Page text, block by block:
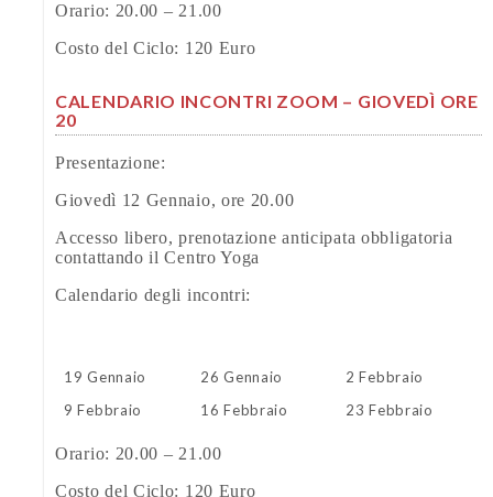
Orario: 20.00 – 21.00
Costo del Ciclo: 120 Euro
CALENDARIO INCONTRI ZOOM – GIOVEDÌ ORE
20
Presentazione:
Giovedì 12 Gennaio, ore 20.00
Accesso libero, prenotazione anticipata obbligatoria
contattando il Centro Yoga
Calendario degli incontri:
19 Gennaio 26 Gennaio
2 Febbraio
9 Febbraio
16 Febbraio 23 Febbraio
Orario: 20.00 – 21.00
Costo del Ciclo: 120 Euro